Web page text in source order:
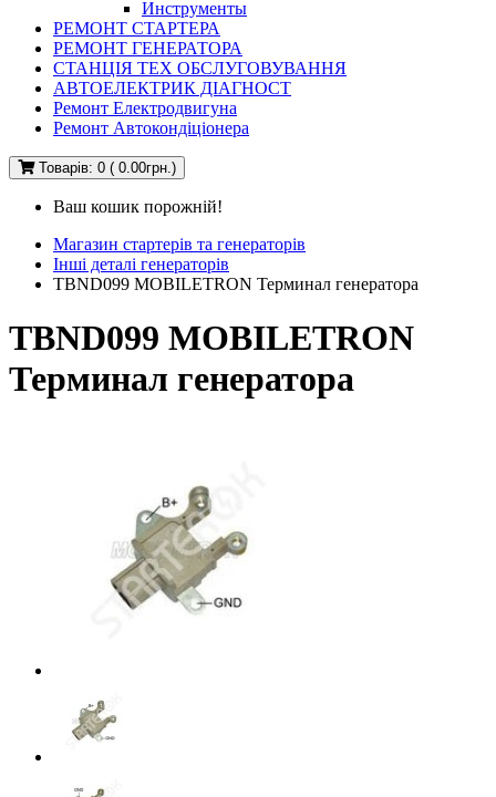
Инструменты
РЕМОНТ СТАРТЕРА
РЕМОНТ ГЕНЕРАТОРА
СТАНЦІЯ ТЕХ ОБСЛУГОВУВАННЯ
АВТОЕЛЕКТРИК ДІАГНОСТ
Ремонт Електродвигуна
Ремонт Автокондіціонера
Товарів: 0 ( 0.00грн.)
Ваш кошик порожній!
Магазин стартерів та генераторів
Інші деталі генераторів
TBND099 MOBILETRON Терминал генератора
TBND099 MOBILETRON
Терминал генератора